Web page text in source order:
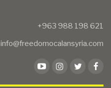
info@freedomocalansyria.com